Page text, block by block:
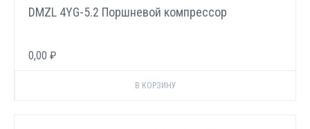
DMZL 4YG-5.2 Поршневой компрессор
0,00 ₽